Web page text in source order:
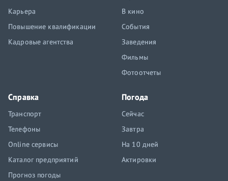
Карьера
Повышение квалификации
Кадровые агентства
В кино
События
Заведения
Фильмы
Фотоотчеты
Справка
Транспорт
Телефоны
Online сервисы
Каталог предприятий
Прогноз погоды
Погода
Сейчас
Завтра
На 10 дней
Актировки